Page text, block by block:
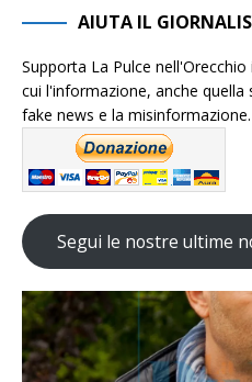
AIUTA IL
Supporta La Pulce
cui l'informazione, anche
fake news e la misinformazione.
Segui le nostre ultime